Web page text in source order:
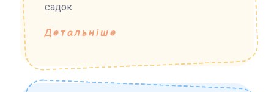
садок.
Детальніше